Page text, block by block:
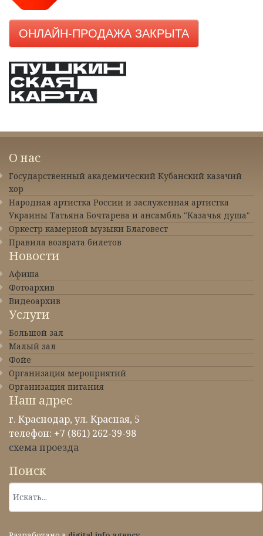
ОНЛАЙН-ПРОДАЖА ЗАКРЫТА
О нас
Государственный академический Кубанский казачий
хор
Народная артистка России и заслуженная артистка
Украины Татьяна Бочтарева и ансамбль "Казачья душа"
Оркестр камерной музыки Благовест
Правила возврата билетов
Новости
Афиша
Фотоархив
Видеоархив
Услуги
Большой зал
Малый зал
Фойе
Организация мероприятий
Организация питания
Наш адрес
г. Краснодар, ул. Красная, 5
телефон: +7 (861) 262-39-98
схема проезда
Поиск